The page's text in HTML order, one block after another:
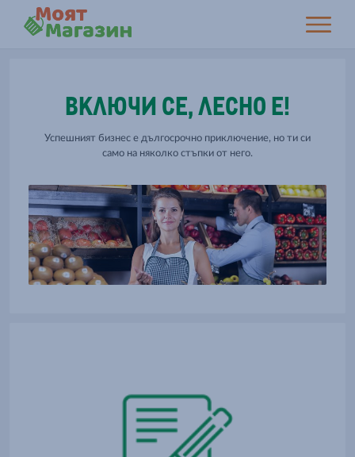
ВКЛЮЧИ СЕ, ЛЕСНО Е!
Успешният бизнес е дългосрочно приключение, но ти си
само на няколко стъпки от него.